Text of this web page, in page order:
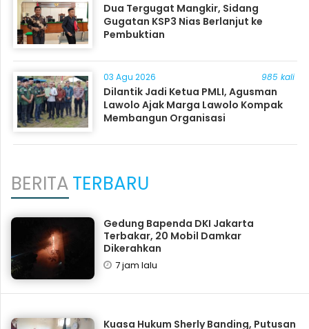
Dua Tergugat Mangkir, Sidang
Gugatan KSP3 Nias Berlanjut ke
Pembuktian
03 Agu 2026 985 kali
Dilantik Jadi Ketua PMLI, Agusman
Lawolo Ajak Marga Lawolo Kompak
Membangun Organisasi
BERITATERBARU
Gedung Bapenda DKI Jakarta
Terbakar, 20 Mobil Damkar
Dikerahkan
7 jam lalu
Kuasa Hukum Sherly Banding, Putusan